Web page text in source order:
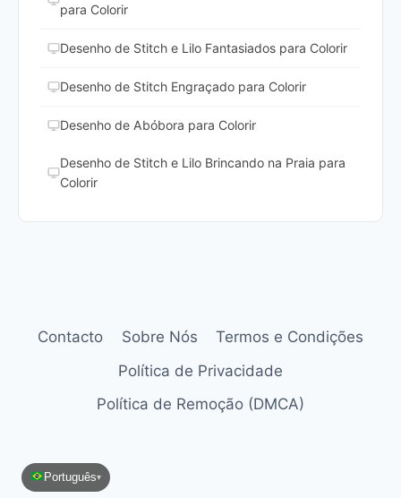
para Colorir
Desenho de Stitch e Lilo Fantasiados para Colorir
Desenho de Stitch Engraçado para Colorir
Desenho de Abóbora para Colorir
Desenho de Stitch e Lilo Brincando na Praia para
Colorir
Contacto Sobre Nós
Termos e Condições
Política de Privacidade
Política de Remoção (DMCA)
Português▾